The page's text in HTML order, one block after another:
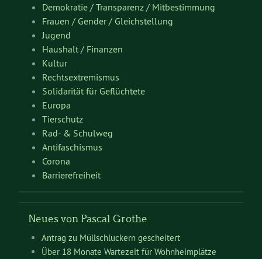
Demokratie / Transparenz / Mitbestimmung
Frauen / Gender / Gleichstellung
Jugend
Haushalt / Finanzen
Kultur
Rechtsextremismus
Solidarität für Geflüchtete
Europa
Tierschutz
Rad- & Schulweg
Antifaschismus
Corona
Barrierefreiheit
Neues von Pascal Grothe
Antrag zu Müllschluckern gescheitert
Über 18 Monate Wartezeit für Wohnheimplätze